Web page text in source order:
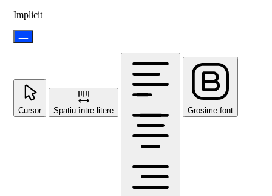
Implicit
Cursor Spațiu între litere Grosime font